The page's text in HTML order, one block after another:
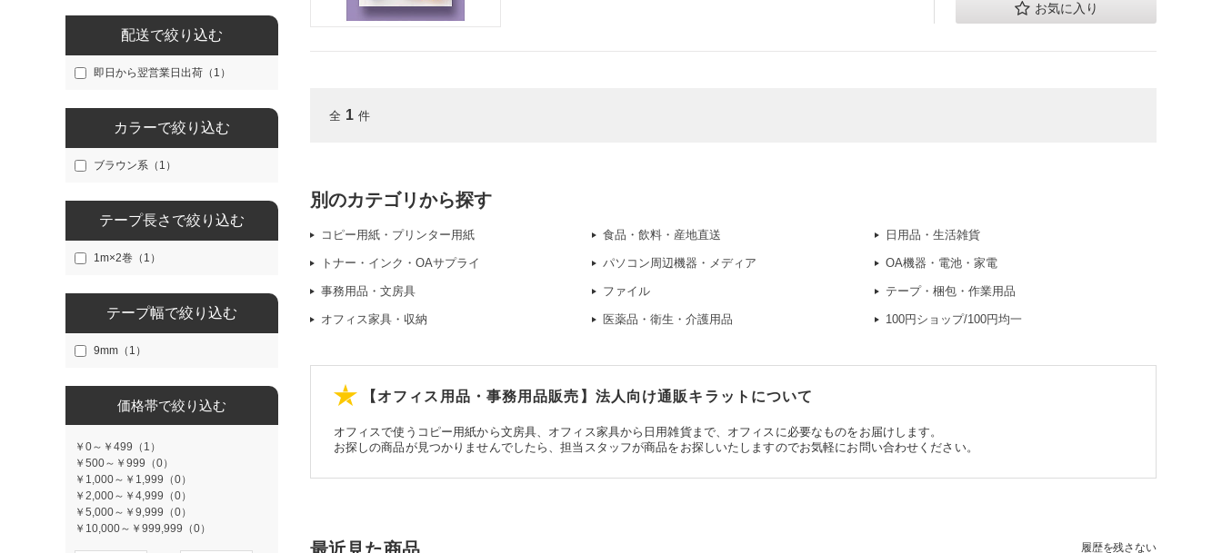
配送で絞り込む
即日から翌営業日出荷（1）
カラーで絞り込む
ブラウン系（1）
テープ長さで絞り込む
1m×2巻（1）
テープ幅で絞り込む
9mm（1）
価格帯で絞り込む
￥0～￥499（1）
￥500～￥999（0）
￥1,000～￥1,999（0）
￥2,000～￥4,999（0）
￥5,000～￥9,999（0）
￥10,000～￥999,999（0）
お気に入り
全 1 件
別のカテゴリから探す
コピー用紙・プリンター用紙 食品・飲料・産地直送 日用品・生活雑貨
トナー・インク・OAサプライ パソコン周辺機器・メディア OA機器・電池・家電
事務用品・文房具 ファイル テープ・梱包・作業用品
オフィス家具・収納 医薬品・衛生・介護用品 100円ショップ/100円均一
【オフィス用品・事務用品販売】法人向け通販キラットについて
オフィスで使うコピー用紙から文房具、オフィス家具から日用雑貨まで、オフィスに必要なものをお届けします。
お探しの商品が見つかりませんでしたら、担当スタッフが商品をお探しいたしますのでお気軽にお問い合わせください。
履歴を残さない